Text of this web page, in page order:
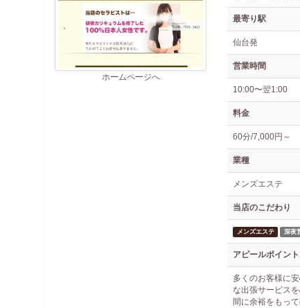
ホームページへ
最寄り駅
仙台発
営業時間
10:00〜翌1:00
料金
60分/7,000円～
業種
メンズエステ
当店のこだわり
メンズエステ 深夜
アピールポイント
多くのお客様に
な出張サービス
間に余裕をもっ